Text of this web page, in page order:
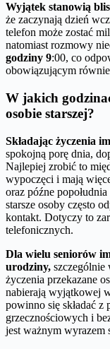
Wyjątek stanowią
że zaczynają dzień
telefon może zostać
natomiast rozmowy
godziny 9:00, co
obowiązującym
W jakich
osobie starszej?
Składając życzenia
spokojną porę dnia,
Najlepiej zrobić to
wypoczęci i mają
oraz późne
starsze osoby często
kontakt. Dotyczy to
telefonicznych.
Dla wielu seniorów
urodziny, szczególnie
życzenia przekazane
nabierają wyjątkowej
powinno się składać z
grzecznościowych i
jest ważnym wyrazem